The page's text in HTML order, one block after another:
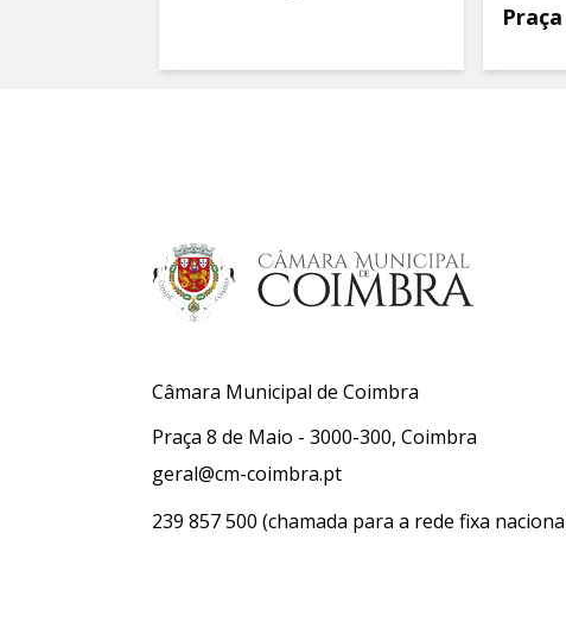
Câmara Municipal de Coimbra
Praça 8 de Maio - 3000-300, Coimbra
geral@cm-coimbra.pt
239 857 500 (chamada para a rede fixa